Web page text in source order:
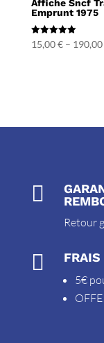
Affiche Sncf
Emprunt 1975
Note
5.00
15,00€– 190,00

Retour
 FRAIS
5€